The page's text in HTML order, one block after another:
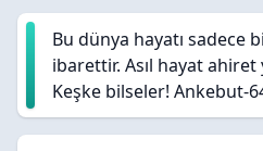
Bu dünya hayatı sadece
ibarettir. Asıl hayat
Keşke bilseler! Ankebut-